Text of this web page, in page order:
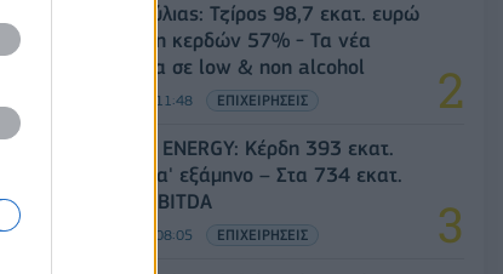
Β.Σ. Καρούλιας: Τζίρος 98,7 εκατ. ευρώ
και αύξηση κερδών 57% - Τα νέα
στοιχήματα σε low & non alcohol
06/08/2026 - 11:48 ΕΠΙΧΕΙΡΗΣΕΙΣ
HELLENiQ ENERGY: Κέρδη 393 εκατ.
ευρώ στο α' εξάμηνο – Στα 734 εκατ.
ευρώ τα EBITDA
06/08/2026 - 08:05 ΕΠΙΧΕΙΡΗΣΕΙΣ